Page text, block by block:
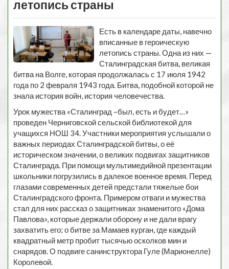
летопись страны
Есть в календаре даты, навечно
вписанные в героическую
летопись страны. Одна из них —
Сталинградская битва, великая
битва на Волге, которая продолжалась с 17 июля 1942
года по 2 февраля 1943 года. Битва, подобной которой не
знала история войн, история человечества.
Урок мужества «Сталинград –был, есть и будет…»
проведен Черниговской сельской библиотекой для
учащихся НОШ 34. Участники мероприятия услышали о
важных периодах Сталинградской битвы, о её
историческом значении, о великих подвигах защитников
Сталинграда. При помощи мультимедийной презентации
школьники погрузились в далекое военное время. Перед
глазами современных детей предстали тяжелые бои
Сталинградского фронта. Примером отваги и мужества
стал для них рассказ о защитниках знаменитого «Дома
Павлова», которые держали оборону и не дали врагу
захватить его; о битве за Мамаев курган, где каждый
квадратный метр пробит тысячью осколков мин и
снарядов. О подвиге санинструктора Гуле (Марионелле)
Королевой.